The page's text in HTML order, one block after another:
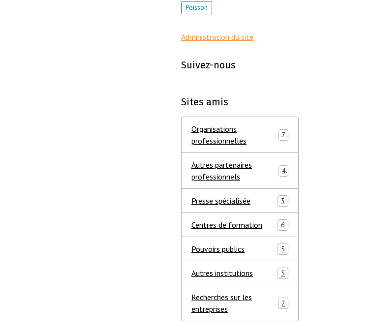
Poisson
Administration du site
Suivez-nous
Sites amis
Organisations
professionnelles
7
Autres partenaires
professionnels
4
Presse spécialisée 3
Centres de formation 6
Pouvoirs publics 5
Autres institutions 5
Recherches sur les
entreprises
2